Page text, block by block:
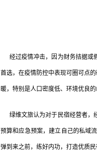
经过疫情冲击，因为财务拮据或
首选，在疫情防控中表现可圈可点
暖，特别是人口密度低、环境优良
绿维文旅认为对于民宿经营者，
预算和应急预案，建立自己的私域
弹到来之前，练好内功，打造优质民